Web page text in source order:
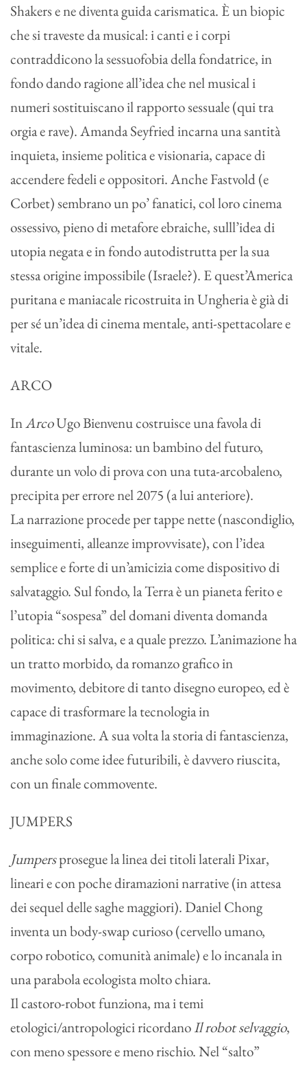
Shakers e ne diventa guida carismatica. È un biopic
che si traveste da musical: i canti e i corpi
contraddicono la sessuofobia della fondatrice, in
fondo dando ragione all’idea che nel musical i
numeri sostituiscano il rapporto sessuale (qui tra
orgia e rave). Amanda Seyfried incarna una santità
inquieta, insieme politica e visionaria, capace di
accendere fedeli e oppositori. Anche Fastvold (e
Corbet) sembrano un po’ fanatici, col loro cinema
ossessivo, pieno di metafore ebraiche, sulll’idea di
utopia negata e in fondo autodistrutta per la sua
stessa origine impossibile (Israele?). E quest’America
puritana e maniacale ricostruita in Ungheria è già di
per sé un’idea di cinema mentale, anti-spettacolare e
vitale.
ARCO
InArcoUgo Bienvenu costruisce una favola di
fantascienza luminosa: un bambino del futuro,
durante un volo di prova con una tuta-arcobaleno,
precipita per errore nel 2075 (a lui anteriore).
La narrazione procede per tappe nette (nascondiglio,
inseguimenti, alleanze improvvisate), con l’idea
semplice e forte di un’amicizia come dispositivo di
salvataggio. Sul fondo, la Terra è un pianeta ferito e
l’utopia “sospesa” del domani diventa domanda
politica: chi si salva, e a quale prezzo. L’animazione ha
un tratto morbido, da romanzo grafico in
movimento, debitore di tanto disegno europeo, ed è
capace di trasformare la tecnologia in
immaginazione. A sua volta la storia di fantascienza,
anche solo come idee futuribili, è davvero riuscita,
con un finale commovente.
JUMPERS
Jumpersprosegue la linea dei titoli laterali Pixar,
lineari e con poche diramazioni narrative (in attesa
dei sequel delle saghe maggiori). Daniel Chong
inventa un body-swap curioso (cervello umano,
corpo robotico, comunità animale) e lo incanala in
una parabola ecologista molto chiara.
Il castoro-robot funziona, ma i temi
etologici/antropologici ricordanoIl robot selvaggio,
con meno spessore e meno rischio. Nel “salto”